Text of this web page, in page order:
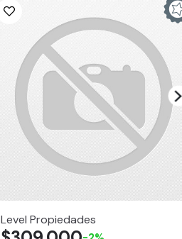
Level Propiedades